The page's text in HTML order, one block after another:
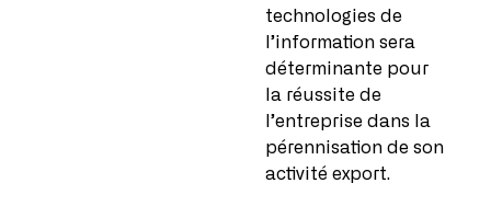
technologies de
l’information sera
déterminante pour
la réussite de
l’entreprise dans la
pérennisation de son
activité export.